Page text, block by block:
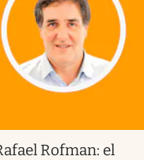
Rofman: el